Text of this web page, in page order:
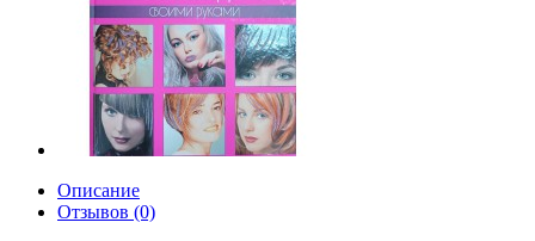
Описание
Отзывов (0)